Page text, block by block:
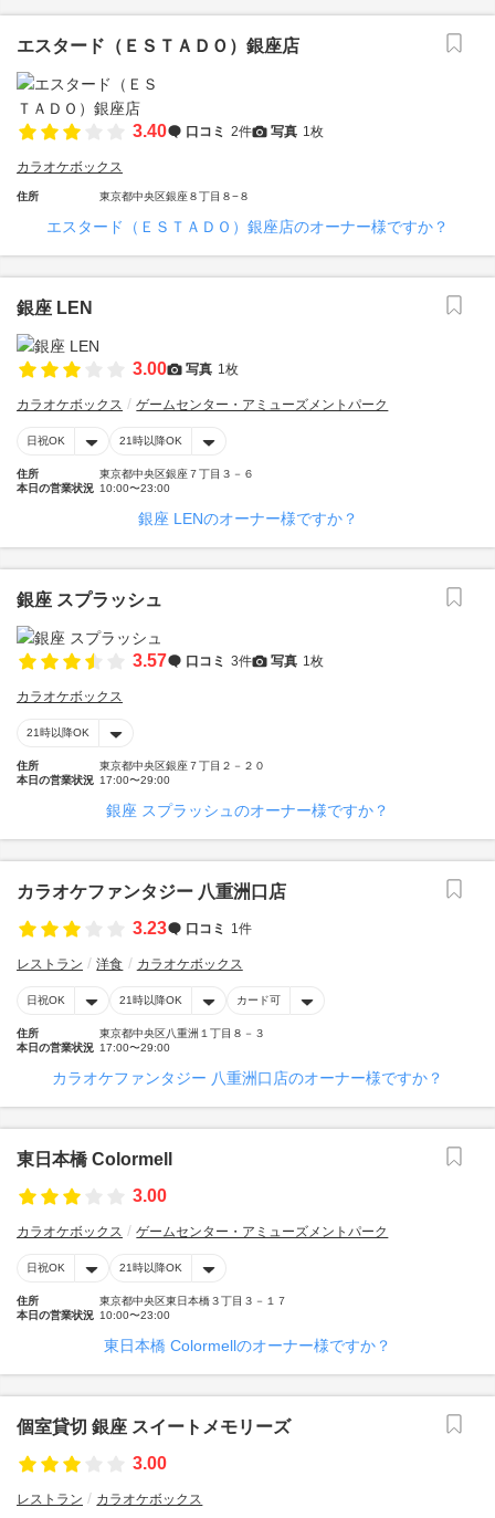
エスタード（ＥＳＴＡＤＯ）銀座店
3.40 口コミ 2件 写真 1枚
カラオケボックス
住所 東京都中央区銀座８丁目８−８
エスタード（ＥＳＴＡＤＯ）銀座店のオーナー様ですか？
銀座 LEN
3.00 写真 1枚
カラオケボックス ゲームセンター・アミューズメントパーク
日祝OK 21時以降OK
住所
東京都中央区銀座７丁目３－６
本日の営業状況 10:00〜23:00
銀座 LENのオーナー様ですか？
銀座 スプラッシュ
3.57 口コミ 3件 写真 1枚
カラオケボックス
21時以降OK
住所
東京都中央区銀座７丁目２－２０
本日の営業状況 17:00〜29:00
銀座 スプラッシュのオーナー様ですか？
カラオケファンタジー 八重洲口店
3.23
口コミ 1件
レストラン 洋食 カラオケボックス
日祝OK 21時以降OK カード可
住所
東京都中央区八重洲１丁目８－３
本日の営業状況 17:00〜29:00
カラオケファンタジー 八重洲口店のオーナー様ですか？
東日本橋 Colormell
3.00
カラオケボックス ゲームセンター・アミューズメントパーク
日祝OK 21時以降OK
住所
東京都中央区東日本橋３丁目３－１７
本日の営業状況 10:00〜23:00
東日本橋 Colormellのオーナー様ですか？
個室貸切 銀座 スイートメモリーズ
3.00
レストラン カラオケボックス